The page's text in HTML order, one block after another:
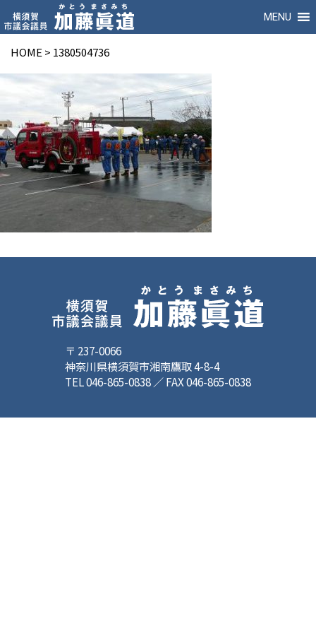
MENU
HOME > 1380504736
〒 237-0066
神奈川県横須賀市湘南鷹取 4-8-4
TEL 046-865-0838 ／ FAX 046-865-0838